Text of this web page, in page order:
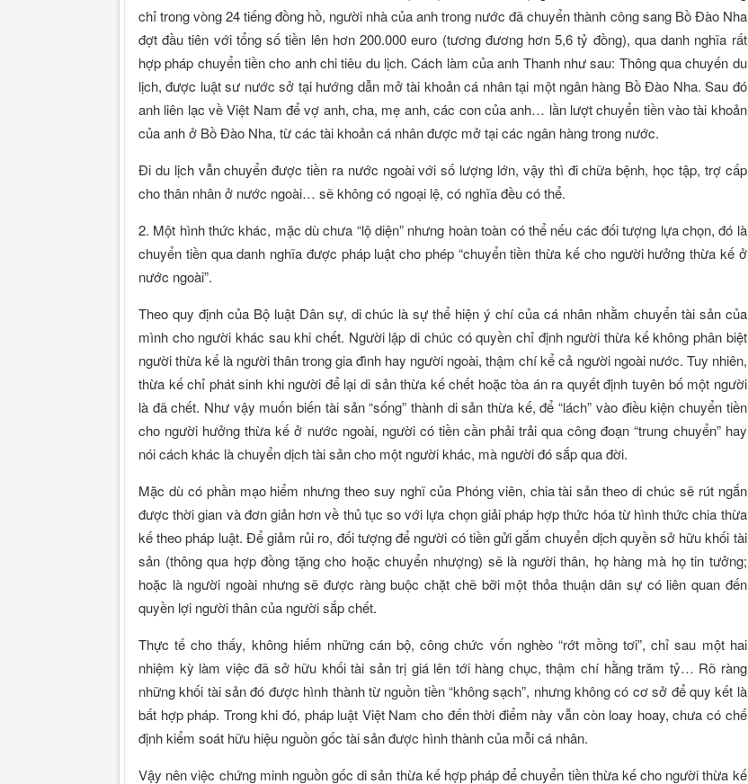
chỉ trong vòng 24 tiếng đồng hồ, người nhà của anh trong nước đã chuyển thành công sang Bồ Đào Nha
đợt đầu tiên với tổng số tiền lên hơn 200.000 euro (tương đương hơn 5,6 tỷ đồng), qua danh nghĩa rất
hợp pháp chuyển tiền cho anh chi tiêu du lịch. Cách làm của anh Thanh như sau: Thông qua chuyến du
lịch, được luật sư nước sở tại hướng dẫn mở tài khoản cá nhân tại một ngân hàng Bồ Đào Nha. Sau đó
anh liên lạc về Việt Nam để vợ anh, cha, mẹ anh, các con của anh… lần lượt chuyển tiền vào tài khoản
của anh ở Bồ Đào Nha, từ các tài khoản cá nhân được mở tại các ngân hàng trong nước.
Đi du lịch vẫn chuyển được tiền ra nước ngoài với số lượng lớn, vậy thì đi chữa bệnh, học tập, trợ cấp
cho thân nhân ở nước ngoài… sẽ không có ngoại lệ, có nghĩa đều có thể.
2. Một hình thức khác, mặc dù chưa “lộ diện” nhưng hoàn toàn có thể nếu các đối tượng lựa chọn, đó là
chuyển tiền qua danh nghĩa được pháp luật cho phép “chuyển tiền thừa kế cho người hưởng thừa kế ở
nước ngoài”.
Theo quy định của Bộ luật Dân sự, di chúc là sự thể hiện ý chí của cá nhân nhằm chuyển tài sản của
mình cho người khác sau khi chết. Người lập di chúc có quyền chỉ định người thừa kế không phân biệt
người thừa kế là người thân trong gia đình hay người ngoài, thậm chí kể cả người ngoài nước. Tuy nhiên,
thừa kế chỉ phát sinh khi người để lại di sản thừa kế chết hoặc tòa án ra quyết định tuyên bố một người
là đã chết. Như vậy muốn biến tài sản “sống” thành di sản thừa kế, để “lách” vào điều kiện chuyển tiền
cho người hưởng thừa kế ở nước ngoài, người có tiền cần phải trải qua công đoạn “trung chuyển” hay
nói cách khác là chuyển dịch tài sản cho một người khác, mà người đó sắp qua đời.
Mặc dù có phần mạo hiểm nhưng theo suy nghĩ của Phóng viên, chia tài sản theo di chúc sẽ rút ngắn
được thời gian và đơn giản hơn về thủ tục so với lựa chọn giải pháp hợp thức hóa từ hình thức chia thừa
kế theo pháp luật. Để giảm rủi ro, đối tượng để người có tiền gửi gắm chuyển dịch quyền sở hữu khối tài
sản (thông qua hợp đồng tặng cho hoặc chuyển nhượng) sẽ là người thân, họ hàng mà họ tin tưởng;
hoặc là người ngoài nhưng sẽ được ràng buộc chặt chẽ bỡi một thỏa thuận dân sự có liên quan đến
quyền lợi người thân của người sắp chết.
Thực tế cho thấy, không hiếm những cán bộ, công chức vốn nghèo “rớt mồng tơi”, chỉ sau một hai
nhiệm kỳ làm việc đã sở hữu khối tài sản trị giá lên tới hàng chục, thậm chí hằng trăm tỷ… Rõ ràng
những khối tài sản đó được hình thành từ nguồn tiền “không sạch”, nhưng không có cơ sở để quy kết là
bất hợp pháp. Trong khi đó, pháp luật Việt Nam cho đến thời điểm này vẫn còn loay hoay, chưa có chế
định kiểm soát hữu hiệu nguồn gốc tài sản được hình thành của mỗi cá nhân.
Vậy nên việc chứng minh nguồn gốc di sản thừa kế hợp pháp để chuyển tiền thừa kế cho người thừa kế